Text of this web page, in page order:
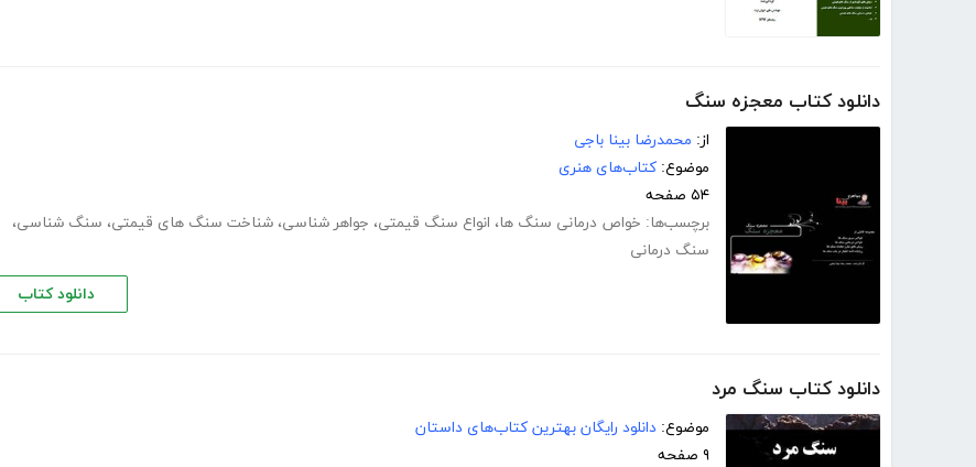
دانلود کتاب معجزه سنگ
از: محمدرضا بینا باجی
موضوع: کتاب‌های هنری
۵۴ صفحه
برچسب‌ها: خواص درمانی سنگ ها، انواع سنگ قیمتی، جواهر شناسی، شناخت سنگ های قیمتی، سنگ شناسی،
سنگ درمانی
دانلود کتاب
دانلود کتاب سنگ مرد
موضوع: دانلود رایگان بهترین کتاب‌های داستان
۹ صفحه